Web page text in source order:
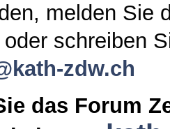
melden Sie
schreiben
zdw.ch
das Forum